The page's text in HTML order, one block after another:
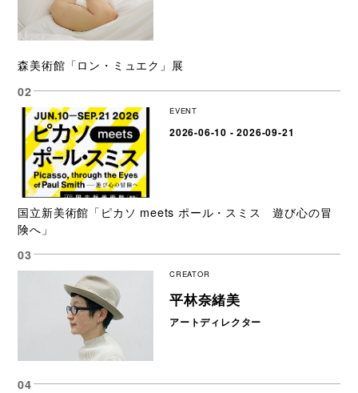
森美術館「ロン・ミュエク」展
EVENT
2026-06-10 - 2026-09-21
国立新美術館「ピカソ meets ポール・スミス 遊び心の冒
険へ」
CREATOR
平林奈緒美
アートディレクター